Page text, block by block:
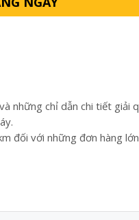
những chỉ dẫn chi tiết giải
đối với những đơn hàng